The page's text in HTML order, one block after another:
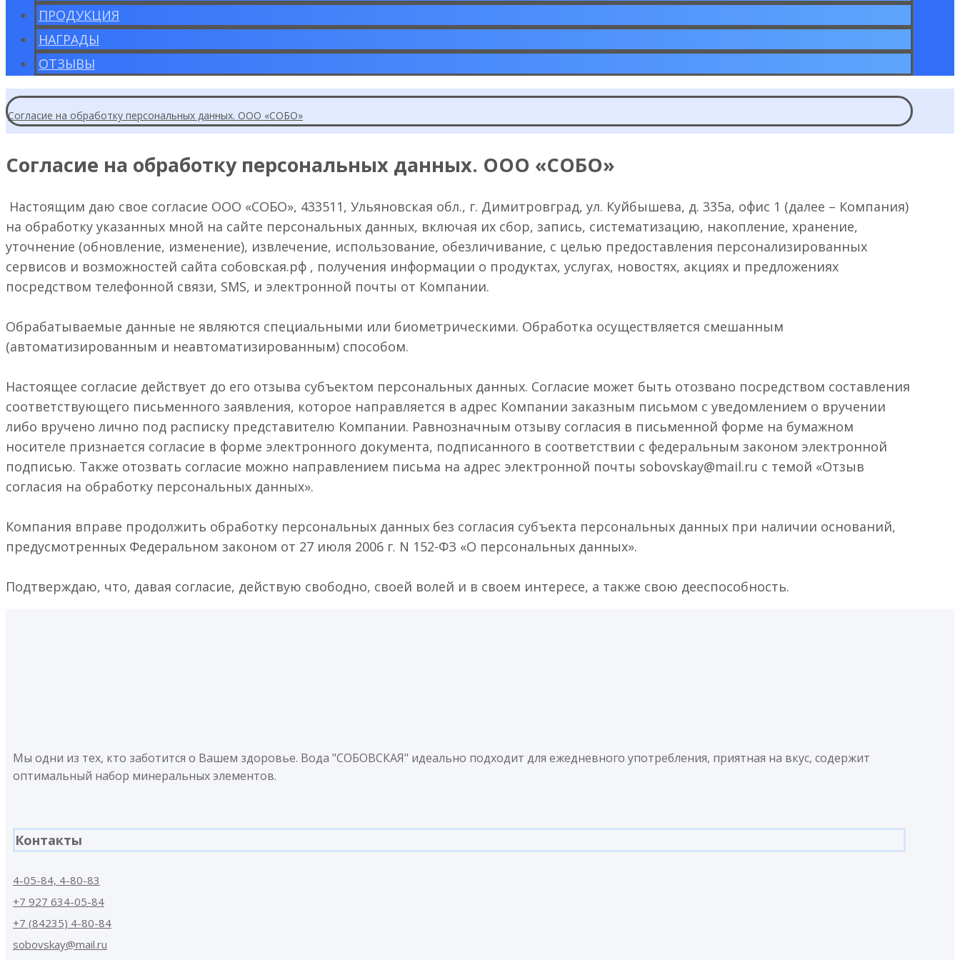
ПРОДУКЦИЯ
НАГРАДЫ
ОТЗЫВЫ
Согласие на обработку персональных данных. ООО «СОБО»
Согласие на обработку персональных данных. ООО «СОБО»
Настоящим даю свое согласие ООО «СОБО», 433511, Ульяновская обл., г. Димитровград, ул. Куйбышева, д. 335а, офис 1 (далее – Компания)
на обработку указанных мной на сайте персональных данных, включая их сбор, запись, систематизацию, накопление, хранение,
уточнение (обновление, изменение), извлечение, использование, обезличивание, с целью предоставления персонализированных
сервисов и возможностей сайта собовская.рф , получения информации о продуктах, услугах, новостях, акциях и предложениях
посредством телефонной связи, SMS, и электронной почты от Компании.
Обрабатываемые данные не являются специальными или биометрическими. Обработка осуществляется смешанным
(автоматизированным и неавтоматизированным) способом.
Настоящее согласие действует до его отзыва субъектом персональных данных. Согласие может быть отозвано посредством составления
соответствующего письменного заявления, которое направляется в адрес Компании заказным письмом с уведомлением о вручении
либо вручено лично под расписку представителю Компании. Равнозначным отзыву согласия в письменной форме на бумажном
носителе признается согласие в форме электронного документа, подписанного в соответствии с федеральным законом электронной
подписью. Также отозвать согласие можно направлением письма на адрес электронной почты sobovskay@mail.ru с темой «Отзыв
согласия на обработку персональных данных».
Компания вправе продолжить обработку персональных данных без согласия субъекта персональных данных при наличии оснований,
предусмотренных Федеральном законом от 27 июля 2006 г. N 152-ФЗ «О персональных данных».
Подтверждаю, что, давая согласие, действую свободно, своей волей и в своем интересе, а также свою дееспособность.
Мы одни из тех, кто заботится о Вашем здоровье. Вода "СОБОВСКАЯ" идеально подходит для ежедневного употребления, приятная на вкус, содержит
оптимальный набор минеральных элементов.
Контакты
4-05-84, 4-80-83
+7 927 634-05-84
+7 (84235) 4-80-84
sobovskay@mail.ru